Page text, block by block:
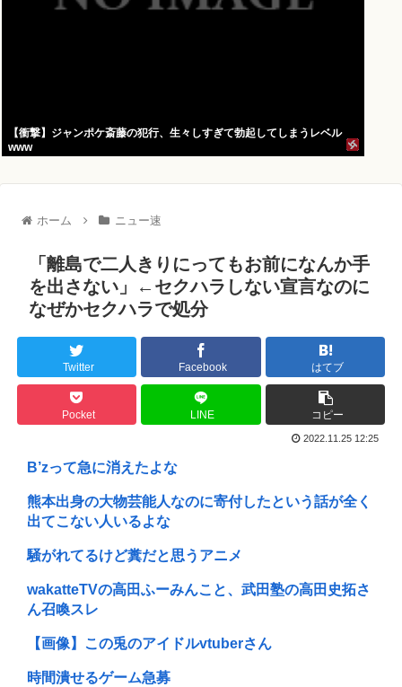
【衝撃】ジャンポケ斎藤の犯行、生々しすぎて勃起してしまうレベル
www
ホーム ニュー速
「離島で二人きりにってもお前になんか手
を出さない」←セクハラしない宣言なのに
なぜかセクハラで処分
Twitter Facebook はてブ
Pocket LINE コピー
2022.11.25 12:25
B’zって急に消えたよな
熊本出身の大物芸能人なのに寄付したという話が全く
出てこない人いるよな
騒がれてるけど糞だと思うアニメ
wakatteTVの高田ふーみんこと、武田塾の高田史拓さ
ん召喚スレ
【画像】この兎のアイドルvtuberさん
時間潰せるゲーム急募